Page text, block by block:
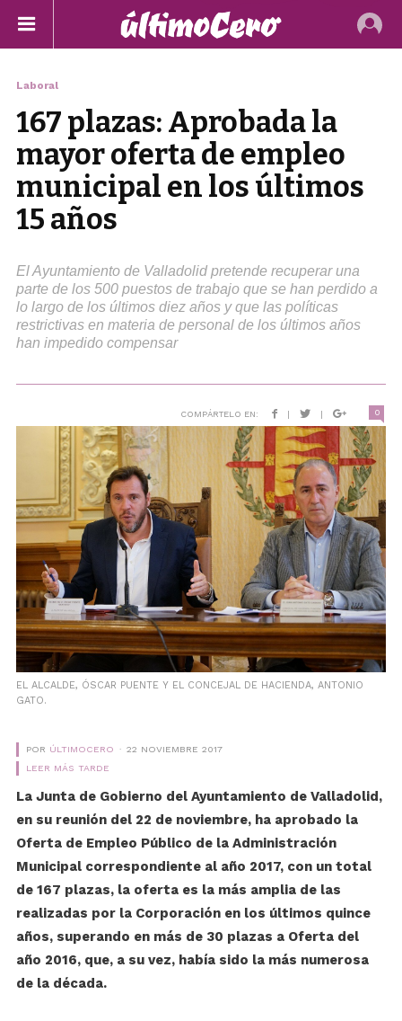
Laboral
167 plazas: Aprobada la
mayor oferta de empleo
municipal en los últimos
15 años
El Ayuntamiento de Valladolid pretende recuperar una
parte de los 500 puestos de trabajo que se han perdido a
lo largo de los últimos diez años y que las políticas
restrictivas en materia de personal de los últimos años
han impedido compensar
COMPÁRTELO EN: | | 0
EL ALCALDE, ÓSCAR PUENTE Y EL CONCEJAL DE HACIENDA, ANTONIO
GATO.
POR ÚLTIMOCERO
22 NOVIEMBRE 2017
LEER MÁS TARDE
La Junta de Gobierno del Ayuntamiento de Valladolid,
en su reunión del 22 de noviembre, ha aprobado la
Oferta de Empleo Público de la Administración
Municipal correspondiente al año 2017, con un total
de 167 plazas, la oferta es la más amplia de las
realizadas por la Corporación en los últimos quince
años, superando en más de 30 plazas a Oferta del
año 2016, que, a su vez, había sido la más numerosa
de la década.